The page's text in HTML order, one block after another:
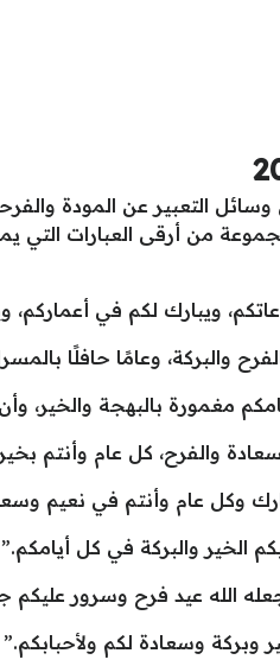
التعبير عن المودة
من أرقى العبارات التي
ويبارك لكم في أعماركم،
والبركة، وعامًا حافلًا
مغمورة بالبهجة والخير،
والفرح، كل عام وأنتم
وكل عام وأنتم في نعيم
الخير والبركة في كل أيامكم.”
الله عيد فرح وسرور عليكم
وبركة وسعادة لكم ولأحبابكم.”